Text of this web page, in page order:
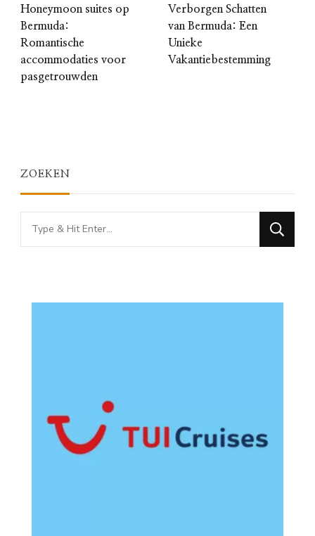
Honeymoon suites op
Bermuda:
Romantische
accommodaties voor
pasgetrouwden
Verborgen Schatten
van Bermuda: Een
Unieke
Vakantiebestemming
ZOEKEN
Looking
for